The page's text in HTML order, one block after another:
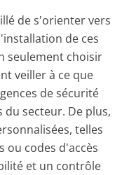
de s'orienter vers
de ces
seulement choisir
veiller à ce que
de sécurité
secteur. De plus,
telles
ou codes d'accès
et un contrôle